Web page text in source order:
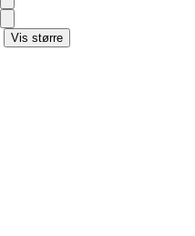
Vis større